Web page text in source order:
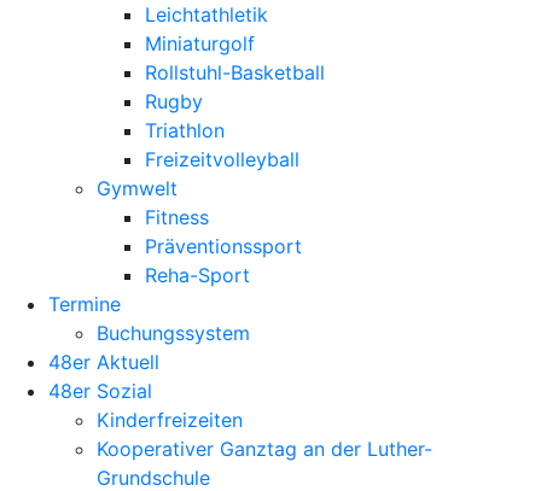
Leichtathletik
Miniaturgolf
Rollstuhl-Basketball
Rugby
Triathlon
Freizeitvolleyball
Gymwelt
Fitness
Präventionssport
Reha-Sport
Termine
Buchungssystem
48er Aktuell
48er Sozial
Kinderfreizeiten
Kooperativer Ganztag an der Luther-
Grundschule